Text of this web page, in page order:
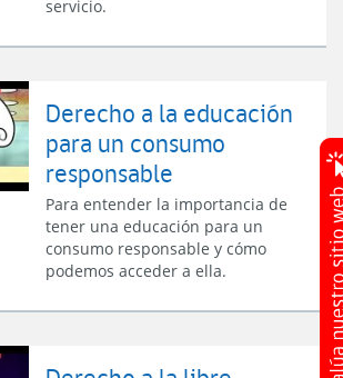
servicio.
Derecho a la educación
para un consumo
responsable
Para entender la importancia de
tener una educación para un
consumo responsable y cómo
podemos acceder a ella.